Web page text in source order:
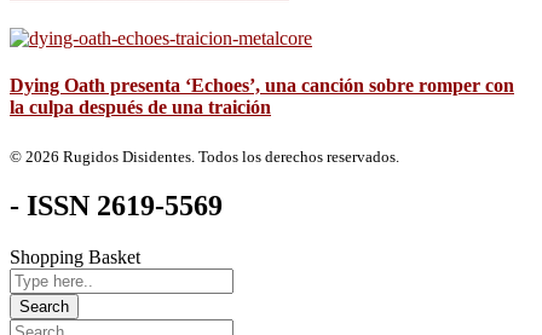
Dying Oath presenta ‘Echoes’, una canción sobre romper con
la culpa después de una traición
© 2026 Rugidos Disidentes. Todos los derechos reservados.
- ISSN 2619-5569
Shopping Basket